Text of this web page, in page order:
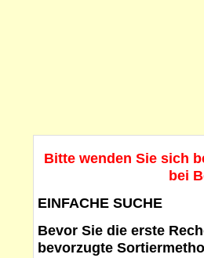
Bitte wenden Sie sich
bei
EINFACHE SUCHE
Bevor Sie die erste
bevorzugte